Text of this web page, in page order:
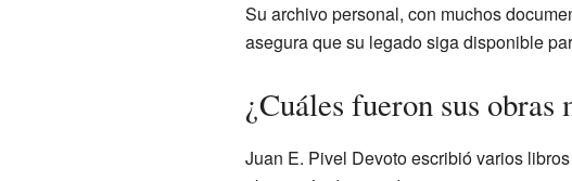
Su archivo personal, con muchos
asegura que su legado siga disponible
¿Cuáles fueron sus obras
Juan E. Pivel Devoto escribió varios